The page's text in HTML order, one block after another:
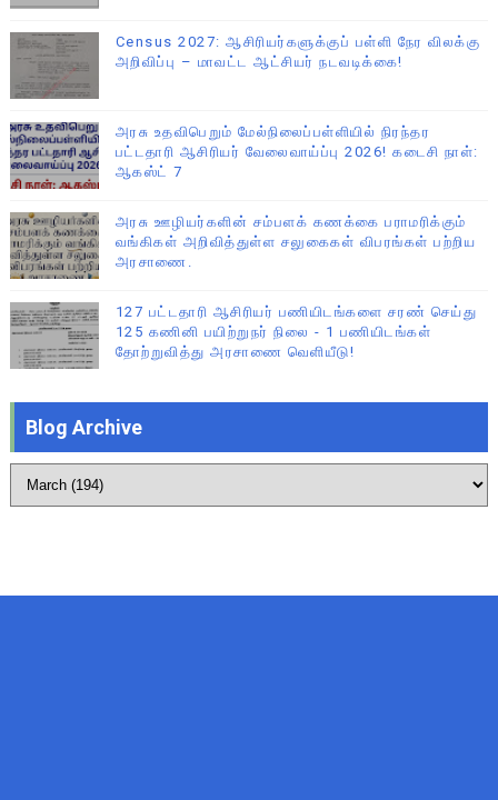
Census 2027: ஆசிரியர்களுக்குப் பள்ளி நேர விலக்கு
அறிவிப்பு – மாவட்ட ஆட்சியர் நடவடிக்கை!
அரசு உதவிபெறும் மேல்நிலைப்பள்ளியில் நிரந்தர
பட்டதாரி ஆசிரியர் வேலைவாய்ப்பு 2026! கடைசி நாள்:
ஆகஸ்ட் 7
அரசு ஊழியர்களின் சம்பளக் கணக்கை பராமரிக்கும்
வங்கிகள் அறிவித்துள்ள சலுகைகள் விபரங்கள் பற்றிய
அரசாணை.
127 பட்டதாரி ஆசிரியர் பணியிடங்களை சரண் செய்து
125 கணினி பயிற்றுநர் நிலை - 1 பணியிடங்கள்
தோற்றுவித்து அரசாணை வெளியீடு!
Blog Archive